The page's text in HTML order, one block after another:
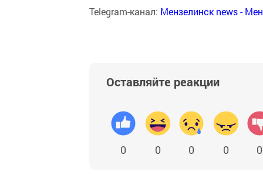
Telegram-канал: Мензелинск news -
Оставляйте реакции
0 0 0 0 0